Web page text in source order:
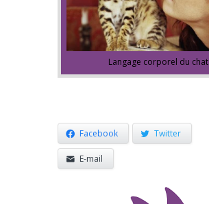
Langage corporel du chat
Facebook Twitter
E-mail